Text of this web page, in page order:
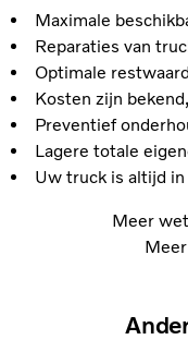
Maximale
Reparaties van
Optimale
Kosten zijn
Preventief
Lagere totale
Uw truck is altijd
Meer